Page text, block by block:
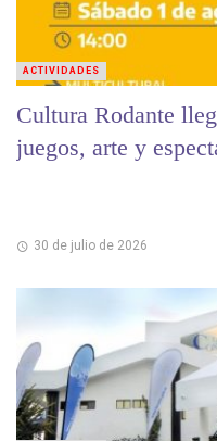
Cultura Rodante
juegos, arte y
30 de julio de 2026
ACTIVIDADES